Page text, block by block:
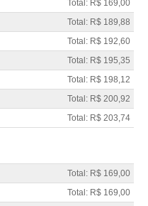
Total: R$ 169,00
Total: R$ 189,88
Total: R$ 192,60
Total: R$ 195,35
Total: R$ 198,12
Total: R$ 200,92
Total: R$ 203,74
Total: R$ 169,00
Total: R$ 169,00